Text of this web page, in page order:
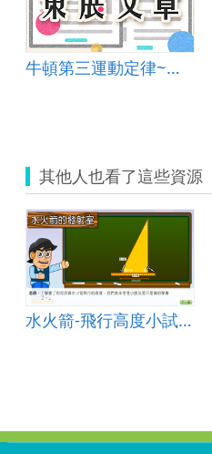
牛頓第三運動定律~理論與實作
其他人也看了這些資源
水火箭-飛行高度小試身手